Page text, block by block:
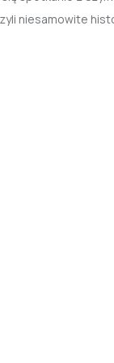
niesamowite